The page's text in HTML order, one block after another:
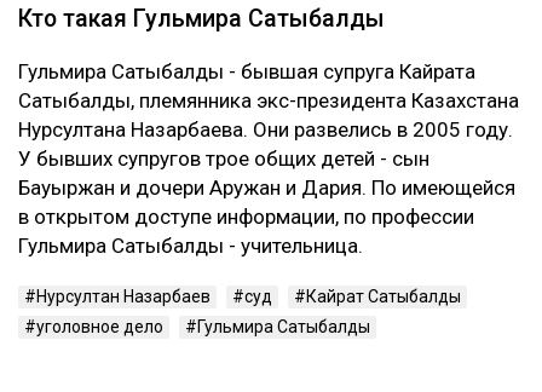
Кто такая Гульмира Сатыбалды
Гульмира Сатыбалды - бывшая супруга Кайрата
Сатыбалды, племянника экс-президента Казахстана
Нурсултана Назарбаева. Они развелись в 2005 году.
У бывших супругов трое общих детей - сын
Бауыржан и дочери Аружан и Дария. По имеющейся
в открытом доступе информации, по профессии
Гульмира Сатыбалды - учительница.
Нурсултан Назарбаев суд
Кайрат Сатыбалды
уголовное дело
Гульмира Сатыбалды